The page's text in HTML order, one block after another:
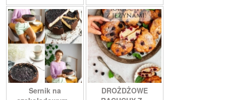
Sernik na
DROŻDŻOWE